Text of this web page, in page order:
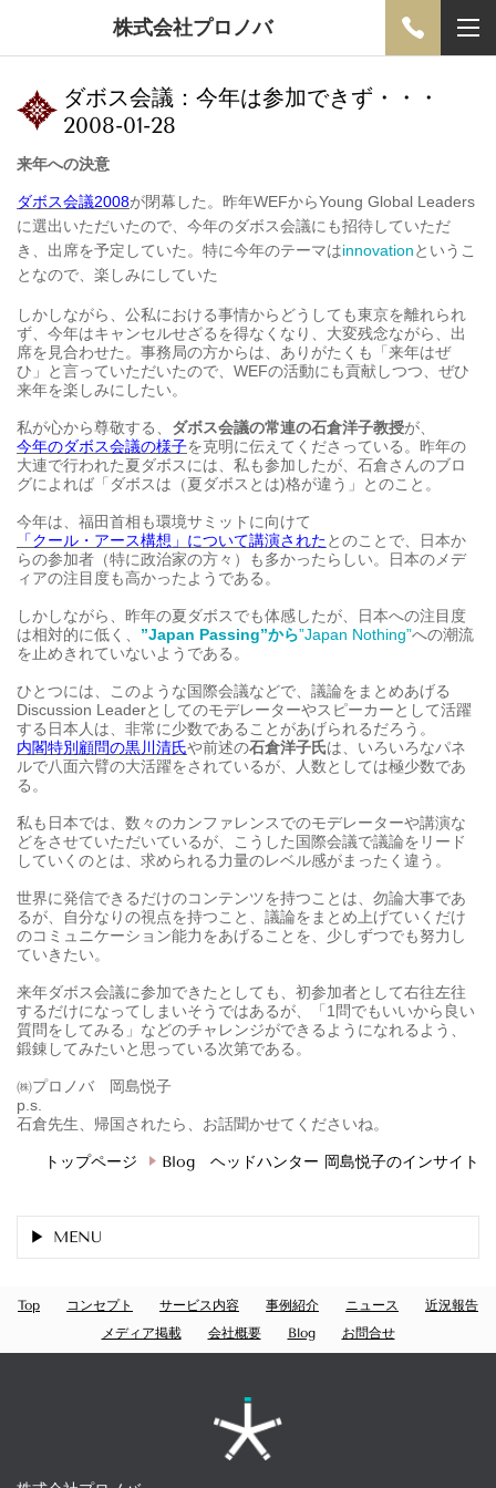
株式会社プロノバ
ダボス会議：今年は参加できず・・・
2008-01-28
来年への決意
ダボス会議2008が閉幕した。昨年WEFからYoung Global Leaders
に選出いただいたので、今年のダボス会議にも招待していただ
き、出席を予定していた。特に今年のテーマはinnovationというこ
となので、楽しみにしていた
しかしながら、公私における事情からどうしても東京を離れられ
ず、今年はキャンセルせざるを得なくなり、大変残念ながら、出
席を見合わせた。事務局の方からは、ありがたくも「来年はぜ
ひ」と言っていただいたので、WEFの活動にも貢献しつつ、ぜひ
来年を楽しみにしたい。
私が心から尊敬する、 ダボス会議の常連の石倉洋子教授が、
今年のダボス会議の様子を克明に伝えてくださっている。昨年の
大連で行われた夏ダボスには、私も参加したが、石倉さんのブロ
グによれば「ダボスは（夏ダボスとは)格が違う」とのこと。
今年は、福田首相も環境サミットに向けて
「クール・アース構想」について講演されたとのことで、日本か
らの参加者（特に政治家の方々）も多かったらしい。日本のメデ
ィアの注目度も高かったようである。
しかしながら、昨年の夏ダボスでも体感したが、日本への注目度
は相対的に低く、 ”Japan Passing”から”Japan Nothing”への潮流
を止めきれていないようである。
ひとつには、このような国際会議などで、議論をまとめあげる
Discussion Leaderとしてのモデレーターやスピーカーとして活躍
する日本人は、非常に少数であることがあげられるだろう。
内閣特別顧問の黒川清氏や前述の石倉洋子氏は、いろいろなパネ
ルで八面六臂の大活躍をされているが、人数としては極少数であ
る。
私も日本では、数々のカンファレンスでのモデレーターや講演な
どをさせていただいているが、こうした国際会議で議論をリード
していくのとは、求められる力量のレベル感がまったく違う。
世界に発信できるだけのコンテンツを持つことは、勿論大事であ
るが、自分なりの視点を持つこと、議論をまとめ上げていくだけ
のコミュニケーション能力をあげることを、少しずつでも努力し
ていきたい。
来年ダボス会議に参加できたとしても、初参加者として右往左往
するだけになってしまいそうではあるが、「1問でもいいから良い
質問をしてみる」などのチャレンジができるようになれるよう、
鍛錬してみたいと思っている次第である。
㈱プロノバ 岡島悦子
p.s.
石倉先生、帰国されたら、お話聞かせてくださいね。
トップページ Blog ヘッドハンター 岡島悦子のインサイト
MENU
Top コンセプト サービス内容 事例紹介 ニュース
近況報告
メディア掲載
会社概要 Blog お問合せ